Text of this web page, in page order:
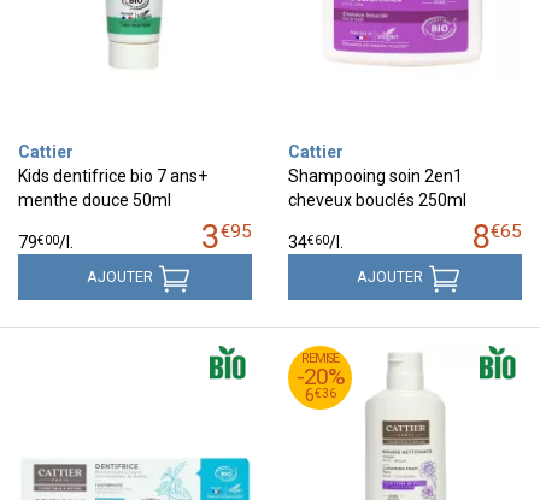
Cattier
Kids dentifrice bio 7 ans+
menthe douce 50ml
3€95
79€00/
AJOUTER
Cattier
Shampooing soin 2en1
cheveux bouclés 250ml
8€65
34€60/
AJOUTER
REMISE
-20%
6€36
7
€
95
6
€
36